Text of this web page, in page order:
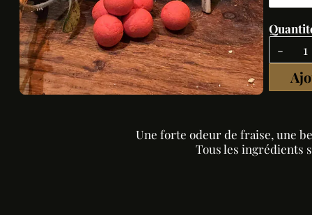
-
Une forte odeur de fraise, une
Tous les ingrédients